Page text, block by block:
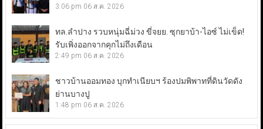
3:06 pm 06 ส.ค. 2026
ทล.ลำปาง รวบหนุ่มฉี่ม่วง ขี่จยย. ซุกยาบ้า-ไอซ์ ไม่เข็ด!
รับเพิ่งออกจากคุกไม่ถึงเดือน
2:49 pm 06 ส.ค. 2026
ชาวบ้านออมทอง บุกทำเนียบฯ ร้องปมพิพาทที่ดินวัดดัง
ย่านบางปู
1:48 pm 06 ส.ค. 2026